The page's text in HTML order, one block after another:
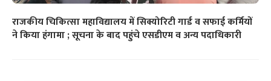
राजकीय चिकित्सा महाविद्यालय में सिक्योरिटी गार्ड व सफाई कर्मियों
ने किया हंगामा ; सूचना के बाद पहुंचे एसडीएम व अन्य पदाधिकारी